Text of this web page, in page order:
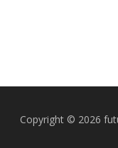
Copyright © 2026